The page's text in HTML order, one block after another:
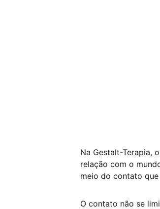
Na Gestalt-Terapia,
relação com o
meio do contato
O contato não se